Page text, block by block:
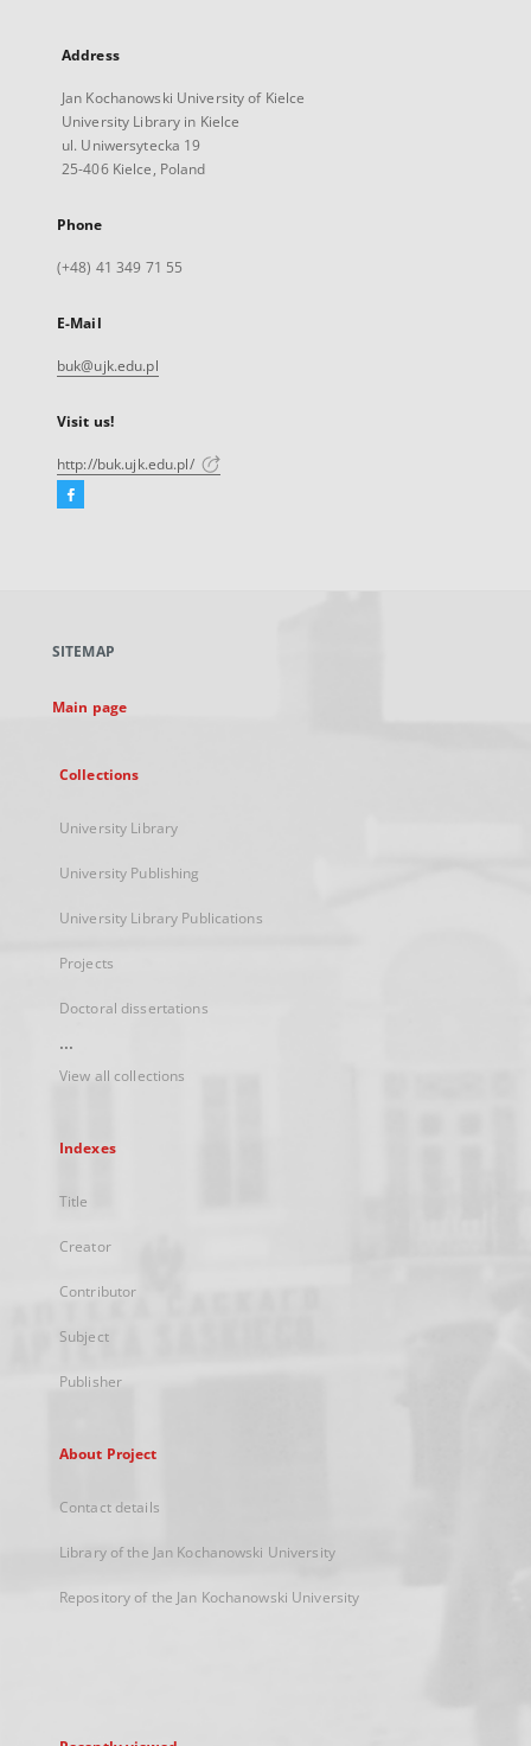
Address
Jan Kochanowski University of Kielce
University Library in Kielce
ul. Uniwersytecka 19
25-406 Kielce, Poland
Phone
(+48) 41 349 71 55
E-Mail
buk@ujk.edu.pl
Visit us!
http://buk.ujk.edu.pl/
Facebook
new
SITEMAP
Main page
Collections
University Library
University Publishing
University Library Publications
Projects
Doctoral dissertations
...
View all collections
Indexes
Title
Creator
Contributor
Subject
Publisher
About Project
Contact details
Library of the Jan Kochanowski University
Repository of the Jan Kochanowski University